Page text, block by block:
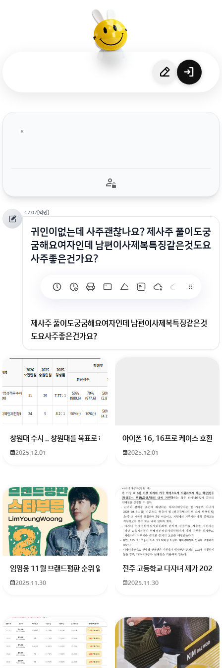
17:07[익명]
귀인이없는데 사주괜찮나요? 제사주 풀이도궁
굼해요여자인데 남편이사제복특징같은것도요
사주좋은건가요?
제사주 풀이도궁굼해요여자인데 남편이사제복특징같은것
도요사주좋은건가요?
사주는 살 귀인 이런로 보는게 아닙니다
고집 대단 하시네요
철저하고 많이 따지고
남의식도 많이 하고
재물운은 좋아요
할건데..
남자복은 약해서 궁합 잘봐야 하는데..
부산역방
추가질문은 유료상담만 합니다
회원가입 혹은 광고 [X]를 누르면 내용이 보입니다
창원대 수시 .. 창원대를 목표로 하고 있는 09년생입니다 지금 제 내신이 5
2025.12.01
아이폰 16, 16프로 케이스 호환
2025.12.01
임영웅 11월 브랜드평판 순위 알고싶어요 임영웅 11월 브랜드평판에서
2025.11.30
전주 고등학교 다자녀 제가 2027
2025.11.30